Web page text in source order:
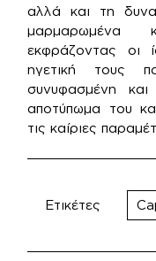
αλλά και τη
μαρμαρωμένα
εκφράζοντας οι
ηγετική τους
συνυφασμένη
αποτύπωμα του
τις καίριες
Ετικέτες